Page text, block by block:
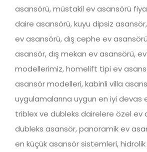
asansörü, müstakil ev asansörü
daire asansörü, kuyu dipsiz
ev asansörü, dış cephe ev
asansör, dış mekan ev asansörü,
modellerimiz, homelift tipi ev
asansör modelleri, kabinli villa
uygulamalarına uygun en iyi devas
triblex ve dubleks dairelere özel ev
dubleks asansör, panoramik ev
en küçük asansör sistemleri,